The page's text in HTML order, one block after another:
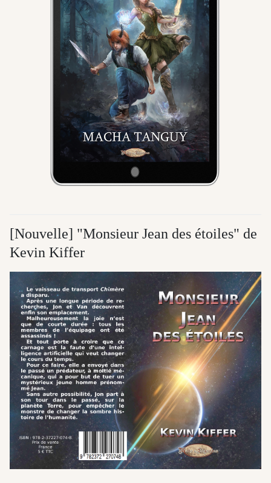
[Nouvelle] "Monsieur Jean des étoiles" de
Kevin Kiffer